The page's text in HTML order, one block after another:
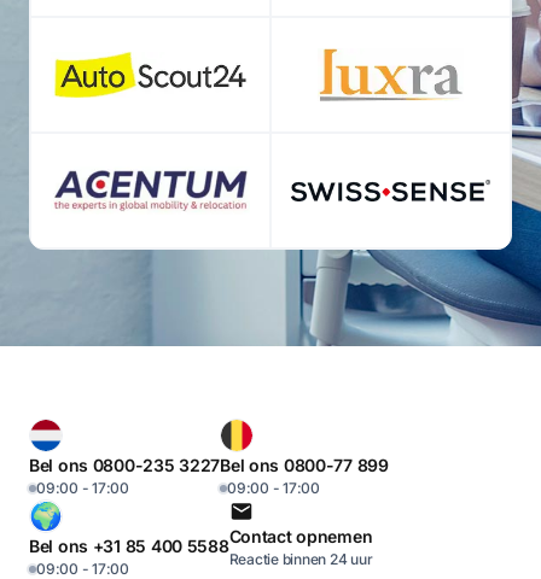
Bel ons 0800-235 3227
09:00 - 17:00
Bel ons 0800-77 899
09:00 - 17:00
Bel ons +31 85 400 5588
09:00 - 17:00
Contact opnemen
Reactie binnen 24 uur